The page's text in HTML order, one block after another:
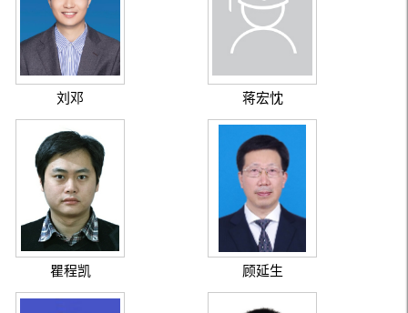
刘邓 蒋宏忱
瞿程凯 顾延生